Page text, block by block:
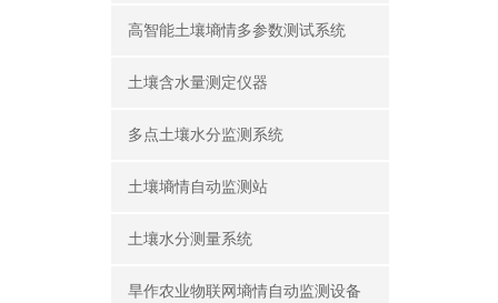
高智能土壤墒情多参数测试系统
土壤含水量测定仪器
多点土壤水分监测系统
土壤墒情自动监测站
土壤水分测量系统
旱作农业物联网墒情自动监测设备